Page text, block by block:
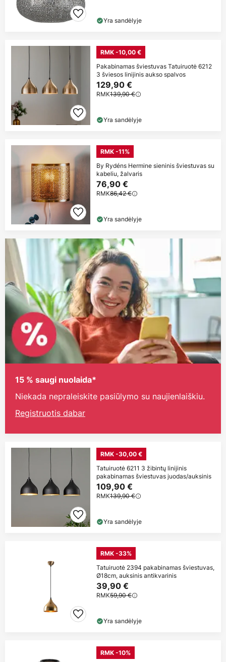
Yra sandėlyje
RMK -10,00 €
Pakabinamas šviestuvas Tatuiruotė 6212
3 šviesos linijinis aukso spalvos
129,90 €
RMK139,90 €
Yra sandėlyje
RMK -11%
By Rydéns Hermine sieninis šviestuvas su
kabeliu, žalvaris
76,90 €
RMK86,42 €
Yra sandėlyje
15 % saugi nuolaida*
Niekada nepraleiskite pasiūlymo su naujienlaiškiu.
Registruotis dabar
RMK -30,00 €
Tatuiruotė 6211 3 žibintų linijinis
pakabinamas šviestuvas juodas/auksinis
109,90 €
RMK139,90 €
Yra sandėlyje
RMK -33%
Tatuiruotė 2394 pakabinamas šviestuvas,
Ø18cm, auksinis antikvarinis
39,90 €
RMK59,90 €
Yra sandėlyje
RMK -10%